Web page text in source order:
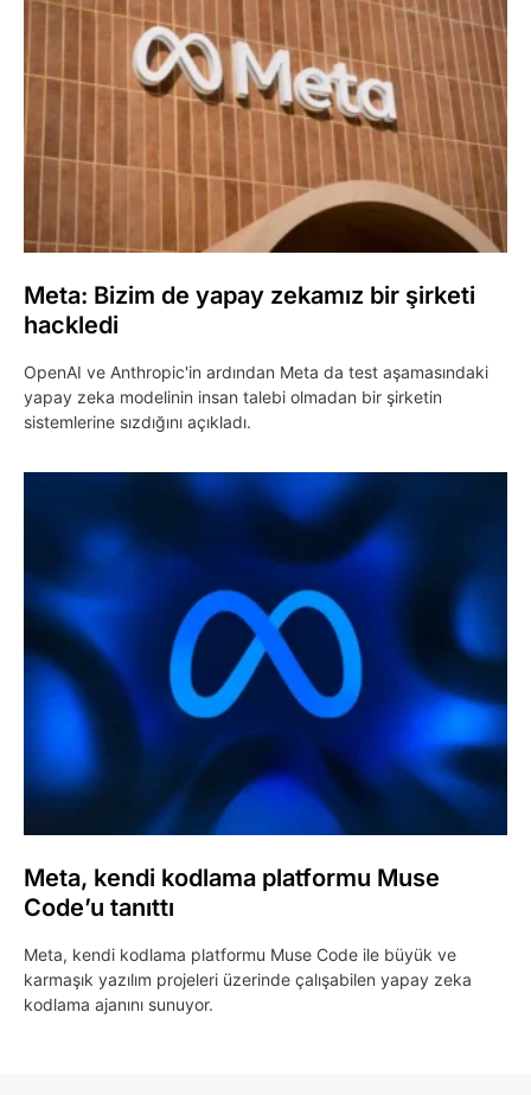
Meta: Bizim de yapay zekamız bir şirketi
hackledi
OpenAI ve Anthropic'in ardından Meta da test aşamasındaki
yapay zeka modelinin insan talebi olmadan bir şirketin
sistemlerine sızdığını açıkladı.
Meta, kendi kodlama platformu Muse
Code’u tanıttı
Meta, kendi kodlama platformu Muse Code ile büyük ve
karmaşık yazılım projeleri üzerinde çalışabilen yapay zeka
kodlama ajanını sunuyor.